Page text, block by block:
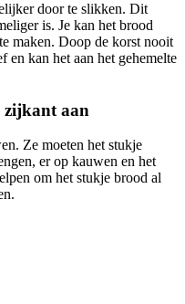
door te slikken. Dit
is. Je kan het brood
maken. Doop de korst nooit
kan het aan het gehemelte
zijkant aan
Ze moeten het stukje
er op kauwen en het
om het stukje brood al